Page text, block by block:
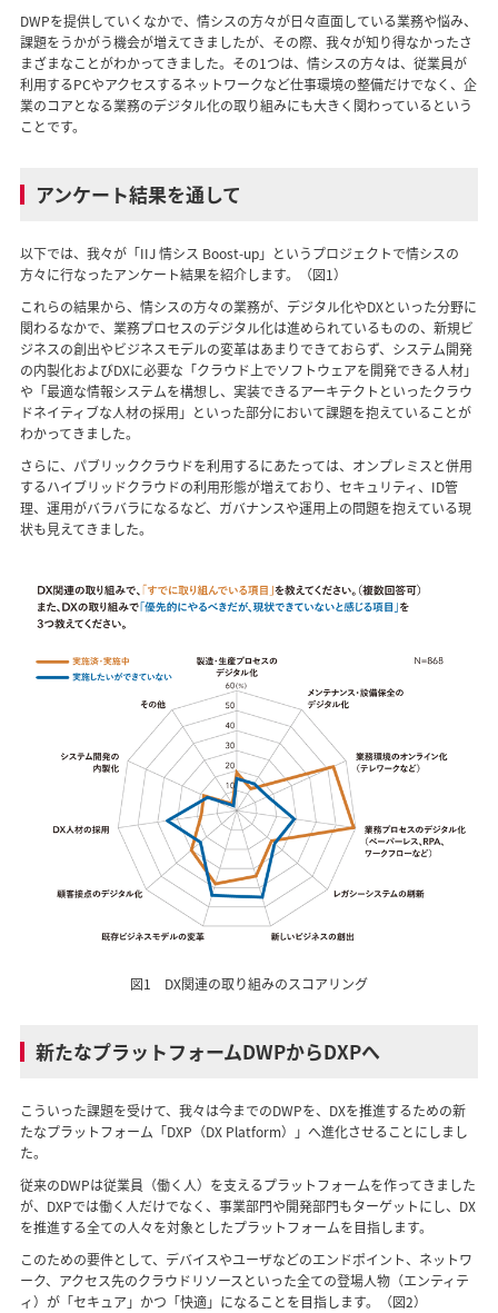
DWPを提供していくなかで、情シスの方々が日々直面している業務や悩み、
課題をうかがう機会が増えてきましたが、その際、我々が知り得なかったさ
まざまなことがわかってきました。その1つは、情シスの方々は、従業員が
利用するPCやアクセスするネットワークなど仕事環境の整備だけでなく、企
業のコアとなる業務のデジタル化の取り組みにも大きく関わっているという
ことです。
アンケート結果を通して
以下では、我々が「IIJ 情シス Boost-up」というプロジェクトで情シスの
方々に行なったアンケート結果を紹介します。（図1）
これらの結果から、情シスの方々の業務が、デジタル化やDXといった分野に
関わるなかで、業務プロセスのデジタル化は進められているものの、新規ビ
ジネスの創出やビジネスモデルの変革はあまりできておらず、システム開発
の内製化およびDXに必要な「クラウド上でソフトウェアを開発できる人材」
や「最適な情報システムを構想し、実装できるアーキテクトといったクラウ
ドネイティブな人材の採用」といった部分において課題を抱えていることが
わかってきました。
さらに、パブリッククラウドを利用するにあたっては、オンプレミスと併用
するハイブリッドクラウドの利用形態が増えており、セキュリティ、ID管
理、運用がバラバラになるなど、ガバナンスや運用上の問題を抱えている現
状も見えてきました。
図1 DX関連の取り組みのスコアリング
新たなプラットフォームDWPからDXPへ
こういった課題を受けて、我々は今までのDWPを、DXを推進するための新
たなプラットフォーム「DXP（DX Platform）」へ進化させることにしまし
た。
従来のDWPは従業員（働く人）を支えるプラットフォームを作ってきました
が、DXPでは働く人だけでなく、事業部門や開発部門もターゲットにし、DX
を推進する全ての人々を対象としたプラットフォームを目指します。
このための要件として、デバイスやユーザなどのエンドポイント、ネットワ
ーク、アクセス先のクラウドリソースといった全ての登場人物（エンティテ
ィ）が「セキュア」かつ「快適」になることを目指します。（図2）